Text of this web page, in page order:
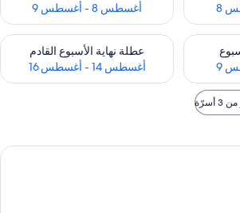
أغسطس 8 - أغسطس 9
هذا الأسبوع للفترة أغسطس 7 - أغسطس 9
عطلة نهاية الأسبوع القادم
أغسطس 14 - أغسطس 16
تحقق من مدى التوفر لعطلة نهاية
أسرّة